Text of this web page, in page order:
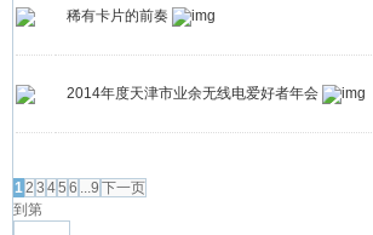
稀有卡片的前奏
2014年度天津市业余无线电爱好者年会
12 3 45 6 ...9 下一页
到第